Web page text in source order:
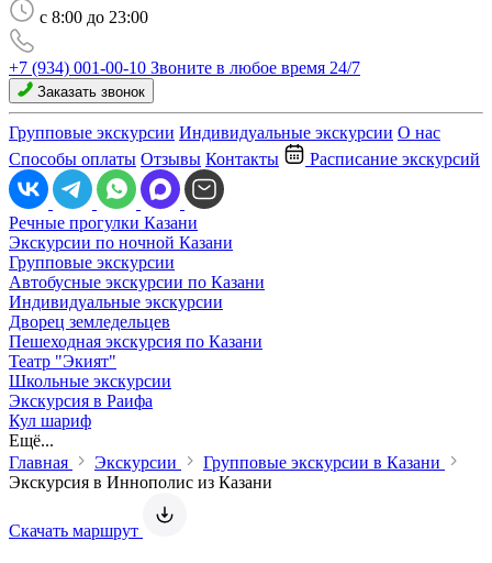
c 8:00 до 23:00
+7 (934) 001-00-10 Звоните в любое время 24/7
Заказать звонок
Групповые экскурсии Индивидуальные экскурсии О нас
Способы оплаты Отзывы Контакты Расписание экскурсий
Речные прогулки Казани
Экскурсии по ночной Казани
Групповые экскурсии
Автобусные экскурсии по Казани
Индивидуальные экскурсии
Дворец земледельцев
Пешеходная экскурсия по Казани
Театр "Экият"
Школьные экскурсии
Экскурсия в Раифа
Кул шариф
Ещё...
Главная
Экскурсии
Групповые экскурсии в Казани
Экскурсия в Иннополис из Казани
Скачать маршрут